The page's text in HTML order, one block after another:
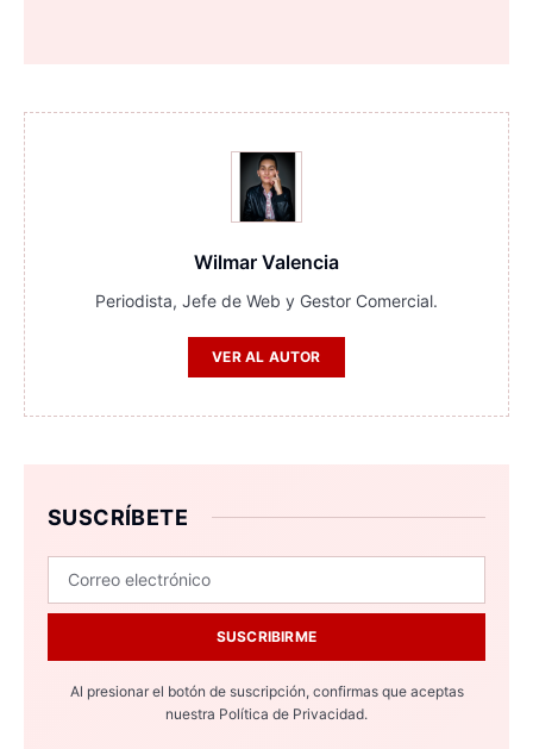
Wilmar Valencia
Periodista, Jefe de Web y Gestor Comercial.
VER AL AUTOR
SUSCRÍBETE
SUSCRIBIRME
Al presionar el botón de suscripción, confirmas que aceptas
nuestra Política de Privacidad.